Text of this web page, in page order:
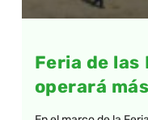
Feria de las
operará